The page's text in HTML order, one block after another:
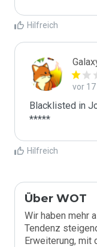
Hilfreich
vor
Blacklisted in
*****
Hilfreich
Über WOT
Wir haben mehr
Tendenz
Erweiterung, mit